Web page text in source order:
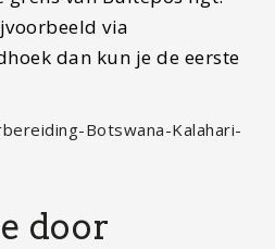
via
dan kun je de eerste
door